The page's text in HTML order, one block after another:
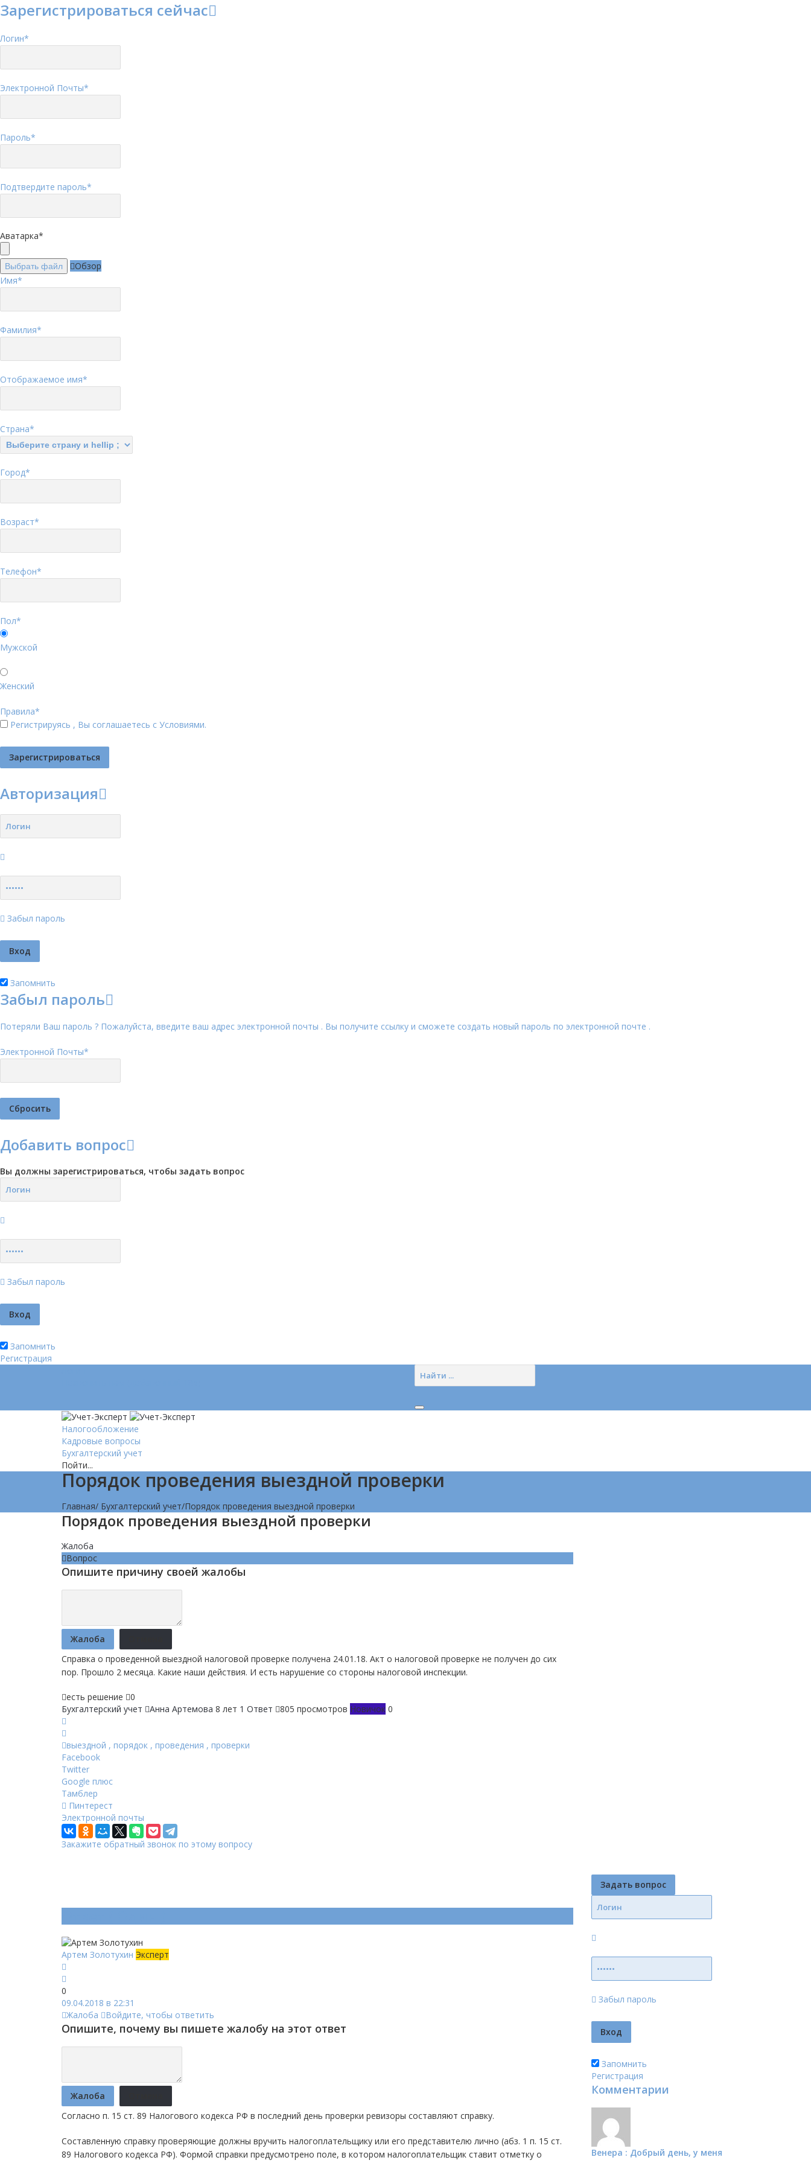
Зарегистрироваться сейчас
Логин*
Электронной Почты*
Пароль*
Подтвердите пароль*
Аватарка*
Выбрать файл
Обзор
Имя*
Фамилия*
Отображаемое имя*
Страна*
Город*
Возраст*
Телефон*
Пол*
Мужской
Женский
Правила*
Регистрируясь , Вы соглашаетесь с Условиями.
Авторизация
Забыл пароль
Запомнить
Забыл пароль
Потеряли Ваш пароль ? Пожалуйста, введите ваш адрес электронной почты . Вы получите ссылку и сможете создать новый пароль по электронной почте .
Электронной Почты*
Добавить вопрос
Вы должны зарегистрироваться, чтобы задать вопрос
Забыл пароль
Запомнить
Регистрация
Налогообложение
Кадровые вопросы
Бухгалтерский учет
Пойти...
Порядок проведения выездной проверки
Главная/ Бухгалтерский учет/Порядок проведения выездной проверки
Порядок проведения выездной проверки
Жалоба
Вопрос
Опишите причину своей жалобы
Жалоба
Справка о проведенной выездной налоговой проверке получена 24.01.18. Акт о налоговой проверке не получен до сих
пор. Прошло 2 месяца. Какие наши действия. И есть нарушение со стороны налоговой инспекции.
есть решение
0
Бухгалтерский учет
Анна Артемова 8 лет 1 Ответ 805 просмотров Новичок 0
выездной , порядок , проведения , проверки
Facebook
Twitter
Google плюс
Тамблер
Пинтерест
Электронной почты
Закажите обратный звонок по этому вопросу
Артем Золотухин Эксперт
0
09.04.2018 в 22:31
Жалоба
Войдите, чтобы ответить
Опишите, почему вы пишете жалобу на этот ответ
Жалоба
Согласно п. 15 ст. 89 Налогового кодекса РФ в последний день проверки ревизоры составляют справку.
Составленную справку проверяющие должны вручить налогоплательщику или его представителю лично (абз. 1 п. 15 ст.
89 Налогового кодекса РФ). Формой справки предусмотрено поле, в котором налогоплательщик ставит отметку о
Задать вопрос
Забыл пароль
Запомнить
Регистрация
Комментарии
Венера : Добрый день, у меня